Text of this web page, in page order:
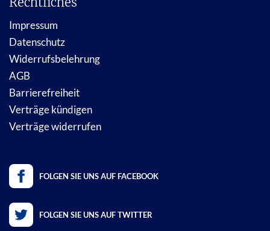
Impressum
Datenschutz
Widerrufsbelehrung
AGB
Barrierefreiheit
Verträge kündigen
Verträge widerrufen
FOLGEN SIE UNS AUF FACEBOOK
FOLGEN SIE UNS AUF TWITTER